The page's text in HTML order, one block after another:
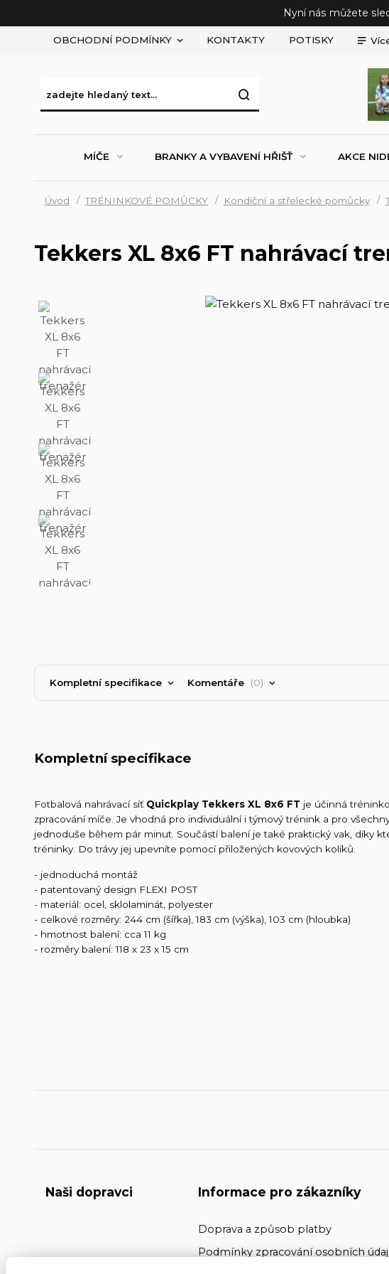
Nyní nás můžete
OBCHODNÍ PODMÍNKY KONTAKTY POTISKY
MÍČE BRANKY A VYBAVENÍ HŘIŠŤ AKCE
Úvod TRÉNINKOVÉ POMŮCKY Kondiční a střelecké pomůcky
Tekkers XL 8x6 FT nahrávací
Kompletní specifikace Komentáře 0
Kompletní specifikace
Fotbalová nahrávací síť Quickplay Tekkers XL 8x6 FT je účinná
zpracování míče. Je vhodná pro individuální i týmový trénink a pro
jednoduše během pár minut. Součástí balení je také praktický vak, díky
tréninky. Do trávy jej upevníte pomocí přiložených kovových kolíků.
- jednoduchá montáž
- patentovaný design FLEXI POST
- materiál: ocel, sklolaminát, polyester
- celkové rozměry: 244 cm (šířka), 183 cm (výška), 103 cm (hloubka)
- hmotnost balení: cca 11 kg
- rozměry balení: 118 x 23 x 15 cm
Naši dopravci Informace pro zákazníky
Doprava a způsob platby
Podmínky zpracování osobních